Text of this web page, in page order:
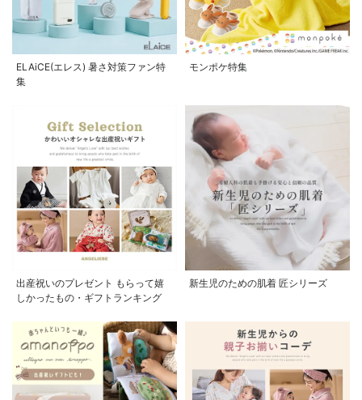
ELAiCE(エレス) 暑さ対策ファン特
集
モンポケ特集
出産祝いのプレゼント もらって嬉
しかったもの・ギフトランキング
新生児のための肌着 匠シリーズ